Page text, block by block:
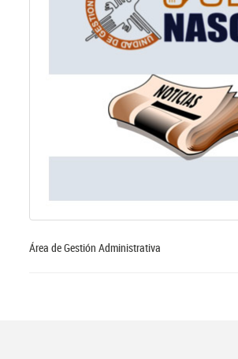
Área de Gestión Administrativa